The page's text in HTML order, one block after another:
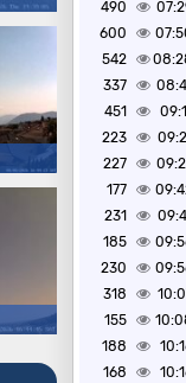
490
600
542
337
451
223
227
177
231
185
230
318
155
188
168